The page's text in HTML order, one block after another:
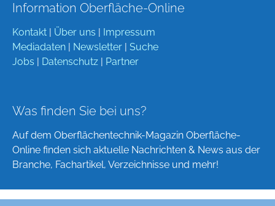
Information Oberfläche-Online
Kontakt Über uns
Impressum
Mediadaten
Newsletter
Suche
Jobs
Datenschutz Partner
Was finden Sie bei uns?
Auf dem Oberflächentechnik-Magazin Oberfläche-
Online finden sich aktuelle Nachrichten & News aus der
Branche, Fachartikel, Verzeichnisse und mehr!